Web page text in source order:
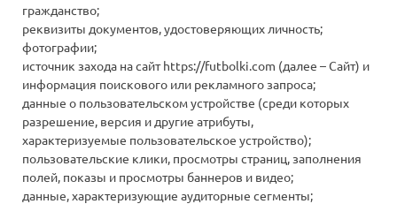
гражданство;
реквизиты документов, удостоверяющих личность;
фотографии;
источник захода на сайтhttps://futbolki.com (далее – Сайт) и
информация поискового или рекламного запроса;
данные о пользовательском устройстве (среди которых
разрешение, версия и другие атрибуты,
характеризуемые пользовательское устройство);
пользовательские клики, просмотры страниц, заполнения
полей, показы и просмотры баннеров и видео;
данные, характеризующие аудиторные сегменты;